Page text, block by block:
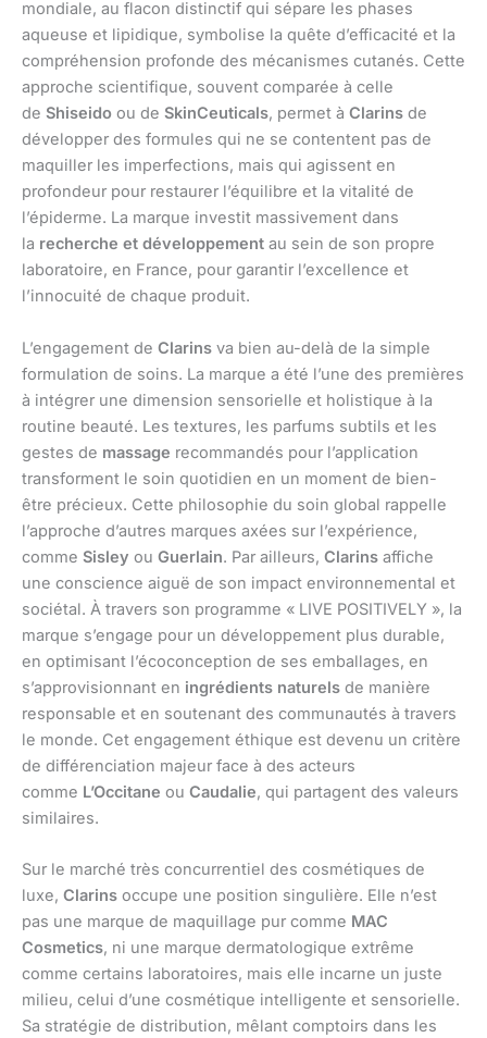
mondiale, au flacon distinctif qui sépare les phases
aqueuse et lipidique, symbolise la quête d’efficacité et la
compréhension profonde des mécanismes cutanés. Cette
approche scientifique, souvent comparée à celle
de Shiseido ou de SkinCeuticals, permet à Clarins de
développer des formules qui ne se contentent pas de
maquiller les imperfections, mais qui agissent en
profondeur pour restaurer l’équilibre et la vitalité de
l’épiderme. La marque investit massivement dans
la recherche et développement au sein de son propre
laboratoire, en France, pour garantir l’excellence et
l’innocuité de chaque produit.
L’engagement de Clarins va bien au-delà de la simple
formulation de soins. La marque a été l’une des premières
à intégrer une dimension sensorielle et holistique à la
routine beauté. Les textures, les parfums subtils et les
gestes de massage recommandés pour l’application
transforment le soin quotidien en un moment de bien-
être précieux. Cette philosophie du soin global rappelle
l’approche d’autres marques axées sur l’expérience,
comme Sisley ou Guerlain. Par ailleurs, Clarins affiche
une conscience aiguë de son impact environnemental et
sociétal. À travers son programme « LIVE POSITIVELY », la
marque s’engage pour un développement plus durable,
en optimisant l’écoconception de ses emballages, en
s’approvisionnant en ingrédients naturels de manière
responsable et en soutenant des communautés à travers
le monde. Cet engagement éthique est devenu un critère
de différenciation majeur face à des acteurs
comme L’Occitane ou Caudalie, qui partagent des valeurs
similaires.
Sur le marché très concurrentiel des cosmétiques de
luxe, Clarins occupe une position singulière. Elle n’est
pas une marque de maquillage pur comme MAC
Cosmetics, ni une marque dermatologique extrême
comme certains laboratoires, mais elle incarne un juste
milieu, celui d’une cosmétique intelligente et sensorielle.
Sa stratégie de distribution, mêlant comptoirs dans les